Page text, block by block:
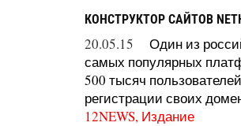
КОНСТРУКТОР САЙТОВ
20.05.15
Один из
самых популярных
500 тысяч
регистрации своих
12NEWS, Издание